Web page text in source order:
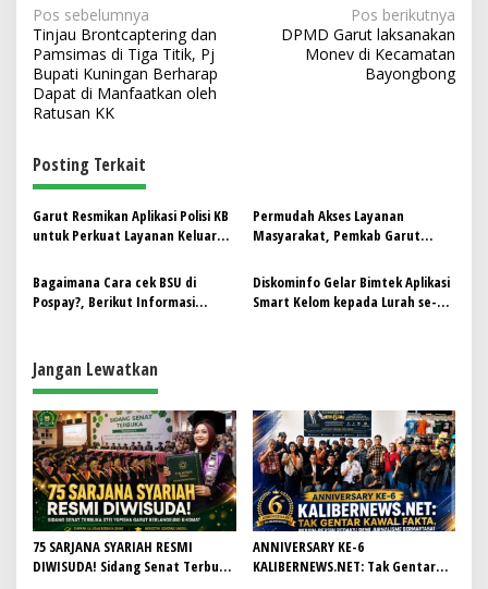
N
a
v
i
a
s
i
o
Pos sebelumnya
Tinjau Brontcaptering dan
Pamsimas di Tiga Titik, Pj
Bupati Kuningan Berharap
Dapat di Manfaatkan oleh
Ratusan KK
Pos berikutnya
DPMD Garut laksanakan
Monev di Kecamatan
Bayongbong
Posting Terkait
Garut Resmikan Aplikasi Polisi KB
untuk Perkuat Layanan Keluarga
Permudah Akses Layanan
Masyarakat, Pemkab Garut
“Garut Hebat” Super Apps
Bagaimana Cara cek BSU di
Pospay?, Berikut Informasi
Diskominfo Gelar Bimtek Aplikasi
Smart Kelom kepada Lurah se-
Jangan Lewatkan
75 SARJANA SYARIAH RESMI
DIWISUDA! Sidang Senat Terbuka
ANNIVERSARY KE-6
KALIBERNEWS.NET: Tak Gentar